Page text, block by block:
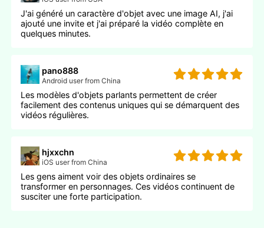
J'ai généré un caractère d'objet avec une image AI, j'ai
ajouté une invite et j'ai préparé la vidéo complète en
quelques minutes.
pano888
Android user from China
Les modèles d'objets parlants permettent de créer
facilement des contenus uniques qui se démarquent des
vidéos régulières.
hjxxchn
iOS user from China
Les gens aiment voir des objets ordinaires se
transformer en personnages. Ces vidéos continuent de
susciter une forte participation.